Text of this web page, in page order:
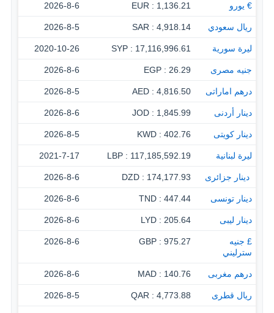
€ يورو 1,136.21 : EUR
2026-8-6
ريال سعودي 4,918.14 : SAR
2026-8-5
ليرة سورية 17,116,996.61 : SYP
2020-10-26
جنيه مصرى 26.29 : EGP
2026-8-6
درهم اماراتى 4,816.50 : AED
2026-8-5
دينار أردنى 1,845.99 : JOD
2026-8-6
دينار كويتى 402.76 : KWD
2026-8-5
ليرة لبنانية 117,185,592.19 : LBP
2021-7-17
‏ دينار جزائرى 174,177.93 : DZD
2026-8-6
دينار تونسى 447.44 : TND
2026-8-6
دينار ليبى 205.64 : LYD
2026-8-6
£ جنيه
سترليني
975.27 : GBP
2026-8-6
درهم مغربى 140.76 : MAD
2026-8-6
ريال قطرى 4,773.88 : QAR
2026-8-5